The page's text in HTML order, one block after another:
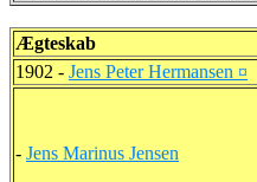
Ægteskab
1902 - Jens Peter Hermansen ¤
- Jens Marinus Jensen